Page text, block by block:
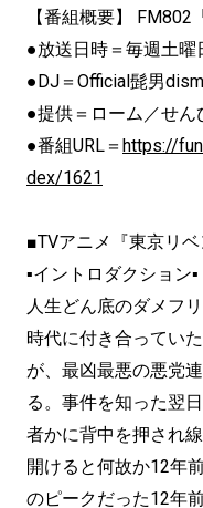
【番組概要】 FM802
●放送日時＝毎週土曜
●DJ＝Official髭男dism
●提供＝ローム／せん
●番組URL＝ https://
dex/1621
■TVアニメ『東京リ
▪イントロダクション▪
人生どん底のダメフ
時代に付き合ってい
が、最凶最悪の悪党
る。事件を知った翌
者かに背中を押され
開けると何故か12年
のピークだった12年